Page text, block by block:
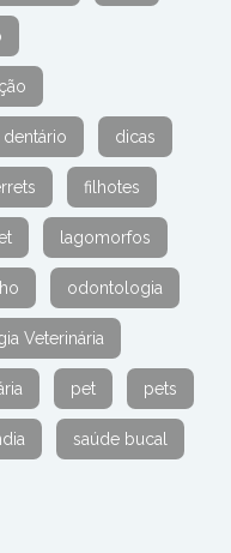
dicas
filhotes
lagomorfos
odontologia
Veterinária
pet pets
saúde bucal